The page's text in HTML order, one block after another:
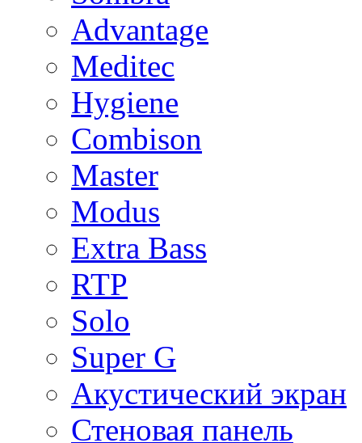
Advantage
Meditec
Hygiene
Combison
Master
Modus
Extra Bass
RTP
Solo
Super G
Акустический экран
Стеновая панель